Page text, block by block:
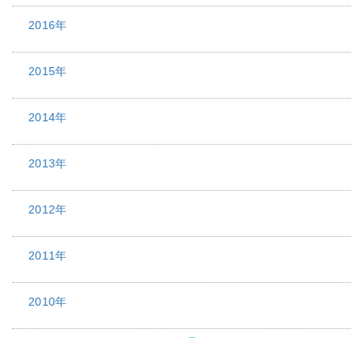
2016年
2015年
2014年
2013年
2012年
2011年
2010年